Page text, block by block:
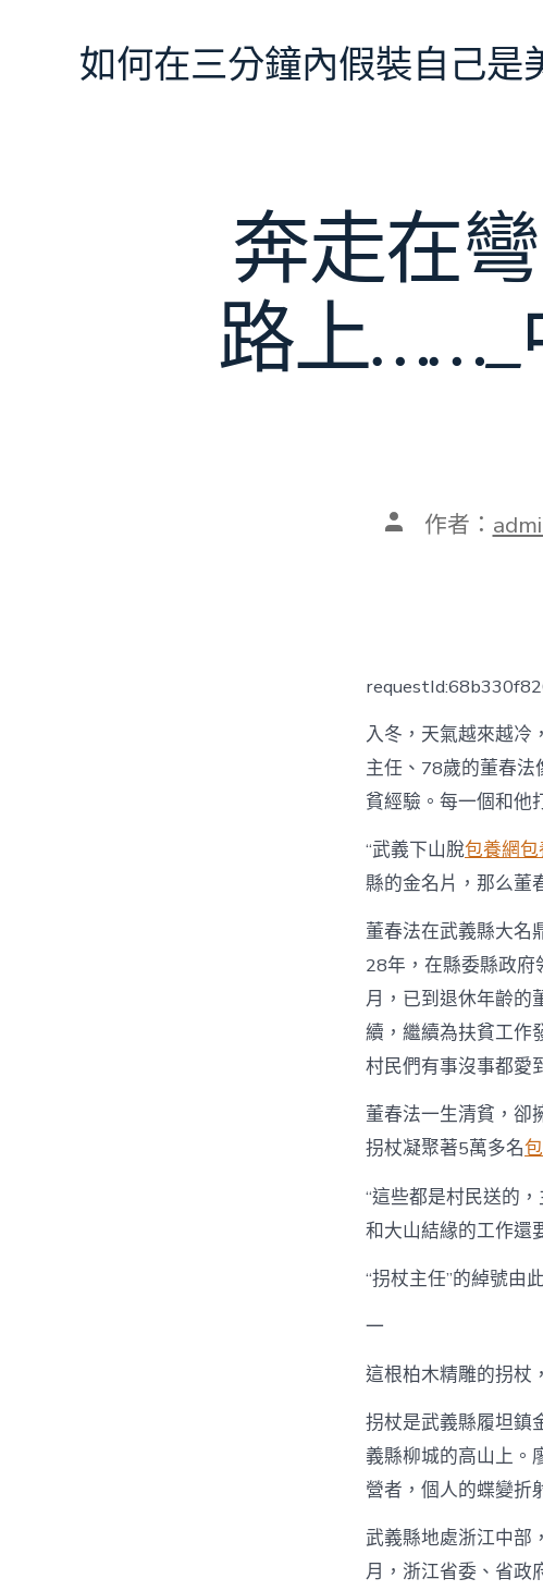
如何在三分鐘內假裝自己是
奔走在
路上……_
文 作者：
入冬，天氣越來越冷
主任、78歲的董春
貧經驗。每一個和他
“武義下山脫包養網
縣的金名片，那么董
董春法在武義縣大名
28年，在縣委縣政
月，已到退休年齡的
續，繼續為扶貧工作
村民們有事沒事都愛
董春法一生清貧，卻
拐杖凝聚著5萬多名
“這些都是村民送的
和大山結緣的工作還
“拐杖主任”的綽號由
一
這根柏木精雕的拐杖
拐杖是武義縣履坦鎮
義縣柳城的高山上。
營者，個人的蝶變折
武義縣地處浙江中部
月，浙江省委、省政